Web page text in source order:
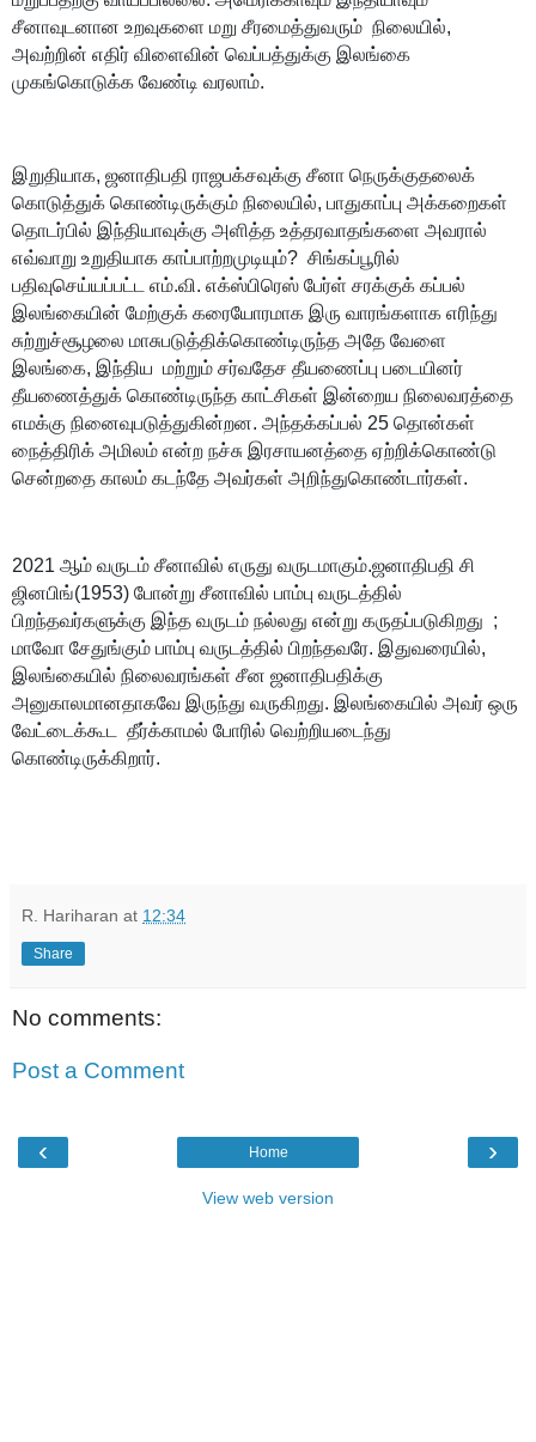
சீனாவுடனான உறவுகளை மறு சீரமைத்துவரும் நிலையில்,
அவற்றின் எதிர் விளைவின் வெப்பத்துக்கு இலங்கை
முகங்கொடுக்க வேண்டி வரலாம்.
இறுதியாக, ஜனாதிபதி ராஜபக்சவுக்கு சீனா நெருக்குதலைக்
கொடுத்துக் கொண்டிருக்கும் நிலையில், பாதுகாப்பு அக்கறைகள்
தொடர்பில் இந்தியாவுக்கு அளித்த உத்தரவாதங்களை அவரால்
எவ்வாறு உறுதியாக காப்பாற்றமுடியும்? சிங்கப்பூரில்
பதிவுசெய்யப்பட்ட எம்.வி. எக்ஸ்பிரெஸ் பேர்ள் சரக்குக் கப்பல்
இலங்கையின் மேற்குக் கரையோரமாக இரு வாரங்களாக எரிந்து
சுற்றுச்சூழலை மாசுபடுத்திக்கொண்டிருந்த அதே வேளை
இலங்கை, இந்திய மற்றும் சர்வதேச தீயணைப்பு படையினர்
தீயணைத்துக் கொண்டிருந்த காட்சிகள் இன்றைய நிலைவரத்தை
எமக்கு நினைவுபடுத்துகின்றன. அந்தக்கப்பல் 25 தொன்கள்
நைத்திரிக் அமிலம் என்ற நச்சு இரசாயனத்தை ஏற்றிக்கொண்டு
சென்றதை காலம் கடந்தே அவர்கள் அறிந்துகொண்டார்கள்.
2021 ஆம் வருடம் சீனாவில் எருது வருடமாகும்.ஜனாதிபதி சி
ஜினபிங்(1953) போன்று சீனாவில் பாம்பு வருடத்தில்
பிறந்தவர்களுக்கு இந்த வருடம் நல்லது என்று கருதப்படுகிறது ;
மாவோ சேதுங்கும் பாம்பு வருடத்தில் பிறந்தவரே. இதுவரையில்,
இலங்கையில் நிலைவரங்கள் சீன ஜனாதிபதிக்கு
அனுகாலமானதாகவே இருந்து வருகிறது. இலங்கையில் அவர் ஒரு
வேட்டைக்கூட
தீர்க்காமல் போரில் வெற்றியடைந்து
கொண்டிருக்கிறார்.
R. Hariharan at 12:34
Share
No comments:
Post a Comment
‹ ›
Home
View web version